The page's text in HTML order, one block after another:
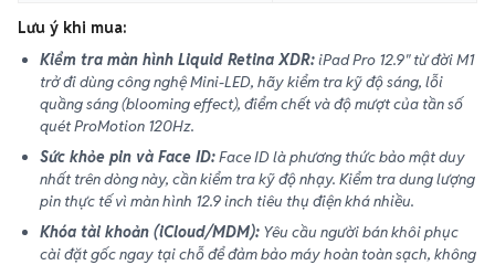
Lưu ý khi mua:
Kiểm tra màn hình Liquid Retina XDR:iPad Pro 12.9" từ đời M1
trở đi dùng công nghệ Mini-LED, hãy kiểm tra kỹ độ sáng, lỗi
quầng sáng (blooming effect), điểm chết và độ mượt của tần số
quét ProMotion 120Hz.
Sức khỏe pin và Face ID:Face ID là phương thức bảo mật duy
nhất trên dòng này, cần kiểm tra kỹ độ nhạy. Kiểm tra dung lượng
pin thực tế vì màn hình 12.9 inch tiêu thụ điện khá nhiều.
Khóa tài khoản (iCloud/MDM): Yêu cầu người bán khôi phục
cài đặt gốc ngay tại chỗ để đảm bảo máy hoàn toàn sạch, không